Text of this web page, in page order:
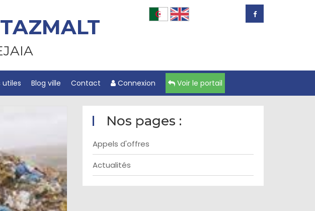
Blog ville Contact Connexion Voir le portail
Nos pages :
Appels d'offres
Actualités